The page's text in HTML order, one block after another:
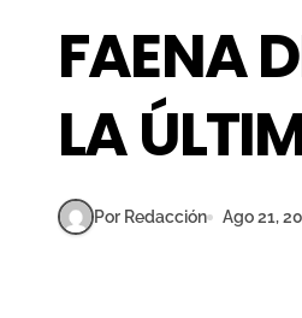
FAENA
LA
Por Redacción Ago 21,